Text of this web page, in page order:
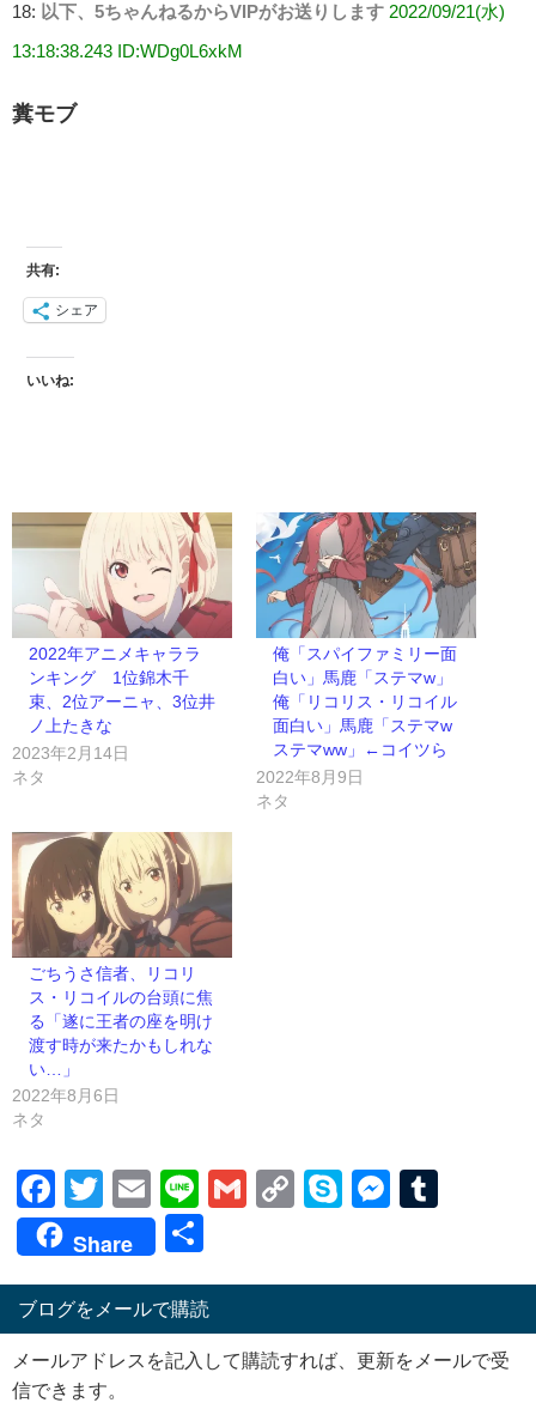
18: 以下、5ちゃんねるからVIPがお送りします 2022/09/21(水)
13:18:38.243 ID:WDg0L6xkM
糞モブ
共有:
シェア
いいね:
2022年アニメキャララ
ンキング 1位錦木千
束、2位アーニャ、3位井
ノ上たきな
2023年2月14日
ネタ
俺「スパイファミリー面
白い」馬鹿「ステマw」
俺「リコリス・リコイル
面白い」馬鹿「ステマw
ステマww」←コイツら
2022年8月9日
ネタ
ごちうさ信者、リコリ
ス・リコイルの台頭に焦
る「遂に王者の座を明け
渡す時が来たかもしれな
い…」
2022年8月6日
ネタ
Facebook
Twitter
EmailLineGmailCopySkype
Share
ブログをメールで購読
メールアドレスを記入して購読すれば、更新をメールで受
信できます。